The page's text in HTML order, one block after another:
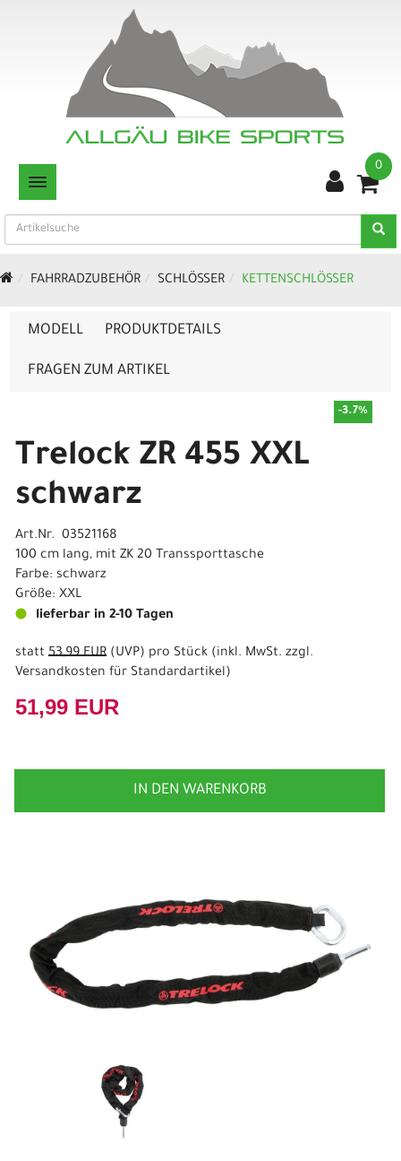
TOGGLE NAVIGATION
0
FAHRRADZUBEHÖR SCHLÖSSER KETTENSCHLÖSSER
MODELL PRODUKTDETAILS
FRAGEN ZUM ARTIKEL
-3.7%
Trelock ZR 455 XXL
schwarz
Art.Nr. 03521168
100 cm lang, mit ZK 20 Transsporttasche
Farbe: schwarz
Größe: XXL
lieferbar in 2-10 Tagen
statt 53,99 EUR (UVP) pro Stück (inkl. MwSt. zzgl.
Versandkosten für Standardartikel)
51,99 EUR
IN DEN WARENKORB